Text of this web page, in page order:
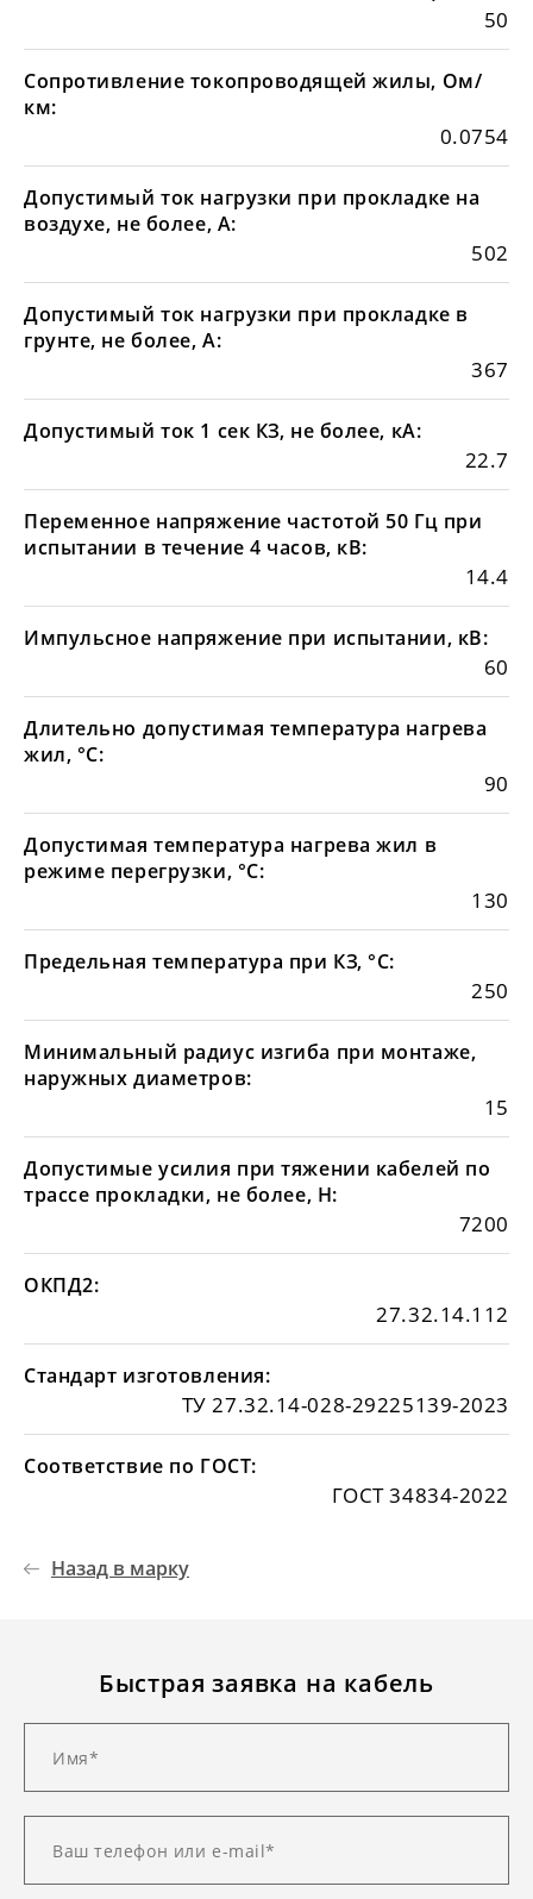
50
Сопротивление токопроводящей жилы, Ом/
км:
0.0754
Допустимый ток нагрузки при прокладке на
воздухе, не более, А:
502
Допустимый ток нагрузки при прокладке в
грунте, не более, А:
367
Допустимый ток 1 сек КЗ, не более, кА:
22.7
Переменное напряжение частотой 50 Гц при
испытании в течение 4 часов, кВ:
14.4
Импульсное напряжение при испытании, кВ:
60
Длительно допустимая температура нагрева
жил, °С:
90
Допустимая температура нагрева жил в
режиме перегрузки, °С:
130
Предельная температура при КЗ, °С:
250
Минимальный радиус изгиба при монтаже,
наружных диаметров:
15
Допустимые усилия при тяжении кабелей по
трассе прокладки, не более, Н:
7200
ОКПД2:
27.32.14.112
Стандарт изготовления:
ТУ 27.32.14-028-29225139-2023
Соответствие по ГОСТ:
ГОСТ 34834-2022
Назад в марку
Быстрая заявка на кабель